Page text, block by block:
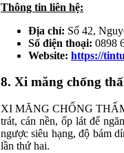
Thông tin liên hệ:
Địa chỉ: Số 42,
Số điện thoại: 0898
Website: https://
8. Xi măng chống
XI MĂNG CHỐNG THẤM
trát, cán nền, ốp lát để
ngược siêu hạng, độ bám
lần thứ hai.